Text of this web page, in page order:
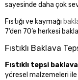
sayesinde daha çok
Fıstığı ve kaymağı
7’den 70’e herkesi
Fıstıklı Baklava
Fıstıklı tepsi baklava
yöresel malzemeleri ile